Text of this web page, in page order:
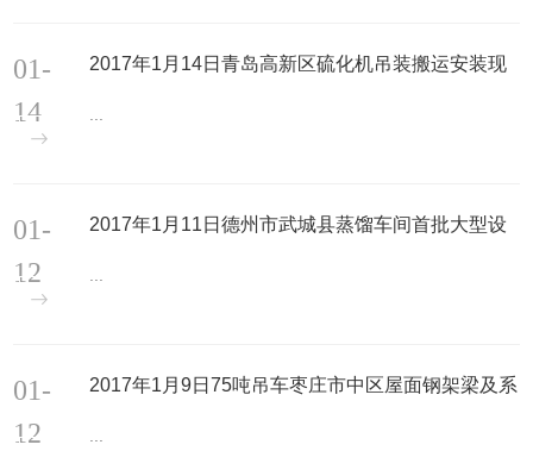
2017年1月14日青岛高新区硫化机吊装搬运安装现
...
01-
14
2017年1月11日德州市武城县蒸馏车间首批大型设
...
01-
12
2017年1月9日75吨吊车枣庄市中区屋面钢架梁及系
...
01-
12